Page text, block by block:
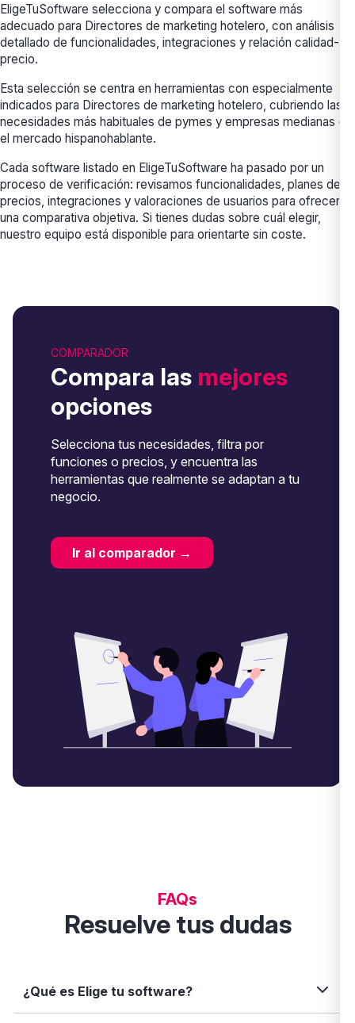
EligeTuSoftware selecciona y compara el software más
adecuado para Directores de marketing hotelero, con análisis
detallado de funcionalidades, integraciones y relación calidad-
precio.
Esta selección se centra en herramientas con especialmente
indicados para Directores de marketing hotelero, cubriendo las
necesidades más habituales de pymes y empresas medianas en
el mercado hispanohablante.
Cada software listado en EligeTuSoftware ha pasado por un
proceso de verificación: revisamos funcionalidades, planes de
precios, integraciones y valoraciones de usuarios para ofrecerte
una comparativa objetiva. Si tienes dudas sobre cuál elegir,
nuestro equipo está disponible para orientarte sin coste.
COMPARADOR
Compara las mejores
opciones
Selecciona tus necesidades, filtra por
funciones o precios, y encuentra las
herramientas que realmente se adaptan a tu
negocio.
Ir al comparador →
FAQs
Resuelve tus dudas
¿Qué es Elige tu software?